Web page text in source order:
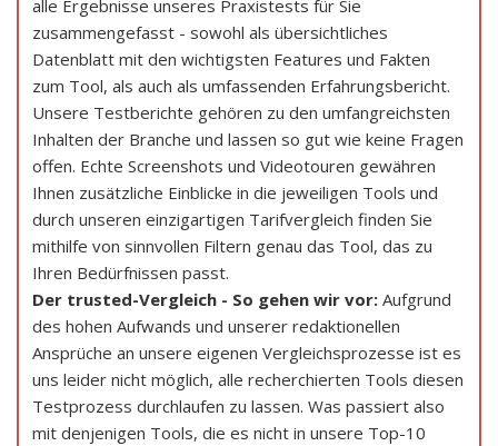
alle Ergebnisse unseres Praxistests für Sie
zusammengefasst - sowohl als übersichtliches
Datenblatt mit den wichtigsten Features und Fakten
zum Tool, als auch als umfassenden Erfahrungsbericht.
Unsere Testberichte gehören zu den umfangreichsten
Inhalten der Branche und lassen so gut wie keine Fragen
offen. Echte Screenshots und Videotouren gewähren
Ihnen zusätzliche Einblicke in die jeweiligen Tools und
durch unseren einzigartigen Tarifvergleich finden Sie
mithilfe von sinnvollen Filtern genau das Tool, das zu
Ihren Bedürfnissen passt.
Der trusted-Vergleich - So gehen wir vor: Aufgrund
des hohen Aufwands und unserer redaktionellen
Ansprüche an unsere eigenen Vergleichsprozesse ist es
uns leider nicht möglich, alle recherchierten Tools diesen
Testprozess durchlaufen zu lassen. Was passiert also
mit denjenigen Tools, die es nicht in unsere Top-10